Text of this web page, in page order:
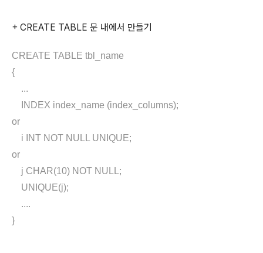
+ CREATE TABLE 문 내에서 만들기
CREATE TABLE tbl_name
{
...
INDEX index_name (index_columns);
or
i INT NOT NULL UNIQUE;
or
j CHAR(10) NOT NULL;
UNIQUE(j);
....
}